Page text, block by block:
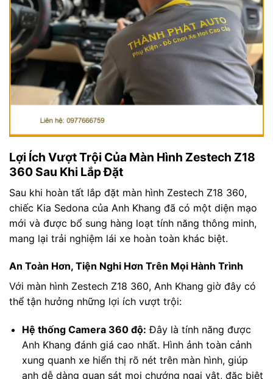
Lợi Ích Vượt Trội Của Màn Hình Zestech Z18
360 Sau Khi Lắp Đặt
Sau khi hoàn tất lắp đặt màn hình Zestech Z18 360,
chiếc Kia Sedona của Anh Khang đã có một diện mạo
mới và được bổ sung hàng loạt tính năng thông minh,
mang lại trải nghiệm lái xe hoàn toàn khác biệt.
An Toàn Hơn, Tiện Nghi Hơn Trên Mọi Hành Trình
Với màn hình Zestech Z18 360, Anh Khang giờ đây có
thể tận hưởng những lợi ích vượt trội:
Hệ thống Camera 360 độ: Đây là tính năng được
Anh Khang đánh giá cao nhất. Hình ảnh toàn cảnh
xung quanh xe hiển thị rõ nét trên màn hình, giúp
anh dễ dàng quan sát mọi chướng ngại vật, đặc biệt